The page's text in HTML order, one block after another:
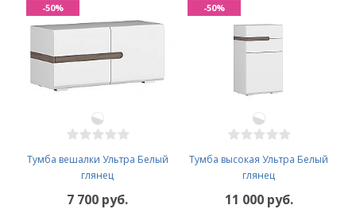
Тумба вешалки Ультра Белый
глянец
7 700 руб.
-50%
Тумба высокая Ультра Белый
глянец
11 000 руб.
-50%